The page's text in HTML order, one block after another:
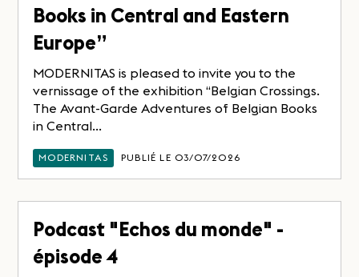
Books in Central and Eastern
Europe”
MODERNITAS is pleased to invite you to the
vernissage of the exhibition “Belgian Crossings.
The Avant-Garde Adventures of Belgian Books
in Central...
MODERNITAS PUBLIÉ LE 03/07/2026
Podcast "Echos du monde" -
épisode 4